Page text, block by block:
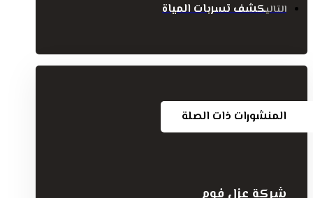
التاليكشف تسربات المياة
المنشورات ذات الصلة
شركة عزل فوم